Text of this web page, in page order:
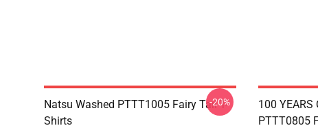
Natsu Washed PTTT1005 Fairy Tail T-
Shirts
-20%
100 YEARS
PTTT0805